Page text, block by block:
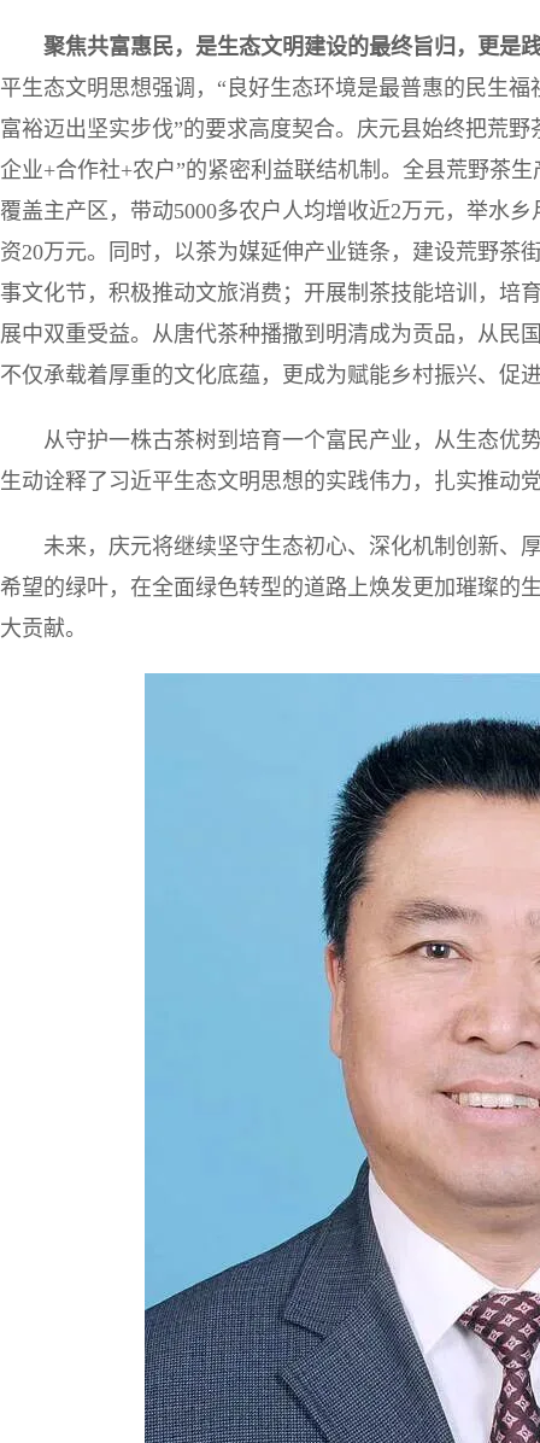
聚焦共富惠民，是生态文明建设的最终旨归，更是
平生态文明思想强调，“良好生态环境是最普惠的民生
富裕迈出坚实步伐”的要求高度契合。庆元县始终把荒
企业+合作社+农户”的紧密利益联结机制。全县荒野茶
覆盖主产区，带动5000多农户人均增收近2万元，举水
资20万元。同时，以茶为媒延伸产业链条，建设荒野茶
事文化节，积极推动文旅消费；开展制茶技能培训，培
展中双重受益。从唐代茶种播撒到明清成为贡品，从民
不仅承载着厚重的文化底蕴，更成为赋能乡村振兴、促
从守护一株古茶树到培育一个富民产业，从生态优
生动诠释了习近平生态文明思想的实践伟力，扎实推动
未来，庆元将继续坚守生态初心、深化机制创新、
希望的绿叶，在全面绿色转型的道路上焕发更加璀璨的
大贡献。